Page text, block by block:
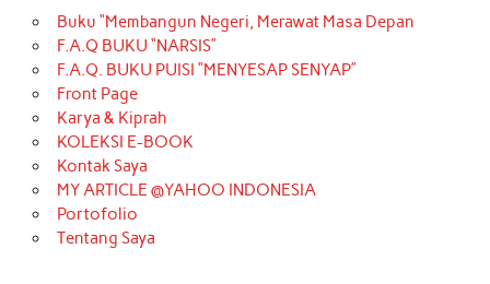
Buku “Membangun Negeri, Merawat Masa Depan
F.A.Q BUKU “NARSIS”
F.A.Q. BUKU PUISI “MENYESAP SENYAP”
Front Page
Karya & Kiprah
KOLEKSI E-BOOK
Kontak Saya
MY ARTICLE @YAHOO INDONESIA
Portofolio
Tentang Saya